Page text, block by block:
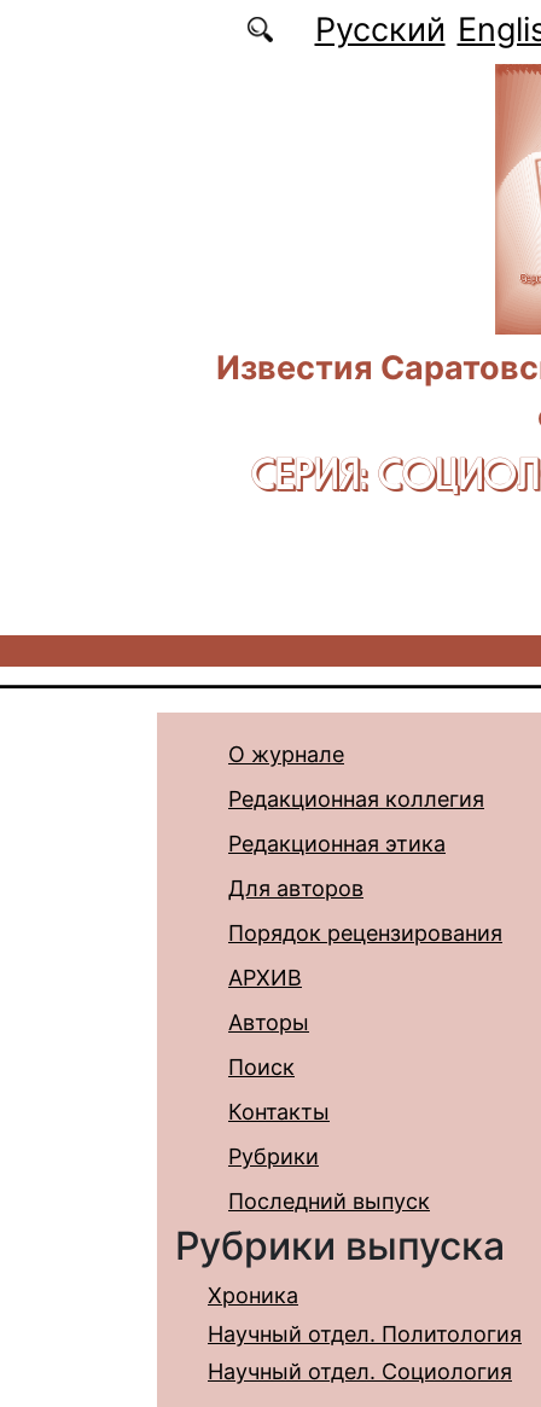
Перейти к основному содержаниюРусский
Известия
СЕРИЯ:
О журнале
Редакционная коллегия
Редакционная этика
Для авторов
Порядок рецензирования
АРХИВ
Авторы
Поиск
Контакты
Рубрики
Последний выпуск
Рубрики выпуска
Хроника
Научный отдел. Политология
Научный отдел. Социология